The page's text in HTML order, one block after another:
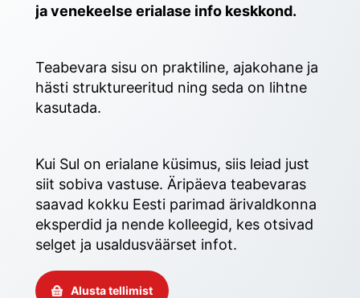
ja venekeelse erialase info keskkond.
Teabevara sisu on praktiline, ajakohane ja
hästi struktureeritud ning seda on lihtne
kasutada.
Kui Sul on erialane küsimus, siis leiad just
siit sobiva vastuse. Äripäeva teabevaras
saavad kokku Eesti parimad ärivaldkonna
eksperdid ja nende kolleegid, kes otsivad
selget ja usaldusväärset infot.
Alusta tellimist